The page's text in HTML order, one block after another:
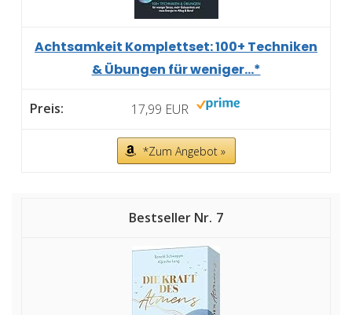
Achtsamkeit Komplettset: 100+ Techniken
& Übungen für weniger...*
17,99 EUR
*Zum Angebot »
7